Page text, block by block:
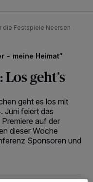
die Festspiele Neersen
- meine Heimat“
geht’s
geht es los mit
Juni feiert das
auf der
dieser Woche
Sponsoren und
oder eindeutige
von OK aktivieren Sie
unsere Partner
aufgeführten
manche Inhalte und
für Sie. Sie können
Ihre Einstellungen zu
indem Sie auf den Link